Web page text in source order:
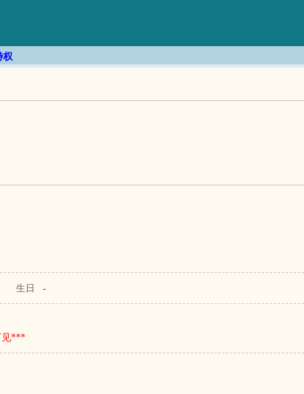
权
生日 -
见***